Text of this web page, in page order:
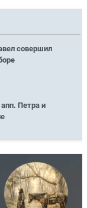
совершил
Петра и